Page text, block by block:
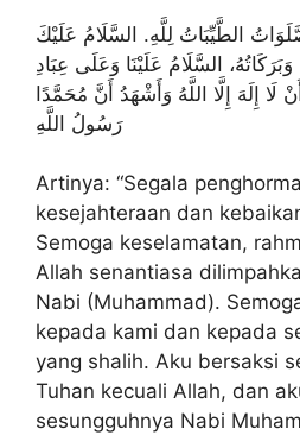
الطَّيِّبَاتُ لِلَّهِ. السَّلَامُ عَلَيْكَ
وَبَرَكَاتُهُ، السَّلَامُ عَلَيْنَا وَعَلَى عِبَادِ
لَا إِلَهَ إِلَّا اللَّهُ وَأَشْهَدُ أَنَّ مُحَمَّدًا
رَسُولُ اللَّهِ
Artinya: “Segala
kesejahteraan dan
Semoga keselamatan,
Allah senantiasa
Nabi (Muhammad).
kepada kami dan kepada
yang shalih. Aku bersaksi
Tuhan kecuali Allah, dan
sesungguhnya Nabi